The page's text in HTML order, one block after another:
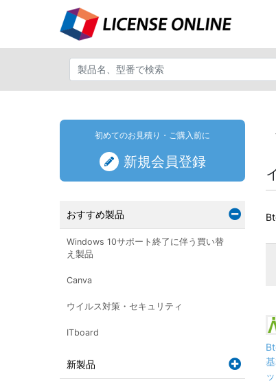
初めてのお見積り・ご購入前に
新規会員登録
おすすめ製品
Windows 10サポート終了に伴う買い替
え製品
Canva
ウイルス対策・セキュリティ
ITboard
新製品